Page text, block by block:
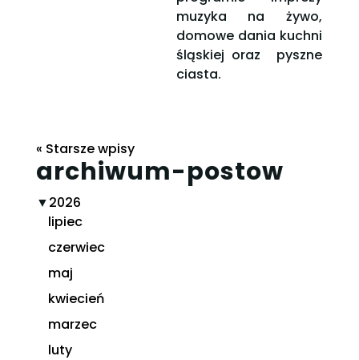
muzyka na żywo,
domowe dania kuchni
śląskiej oraz pyszne
ciasta.
« Starsze wpisy
archiwum-postow
▼2026
lipiec
czerwiec
maj
kwiecień
marzec
luty